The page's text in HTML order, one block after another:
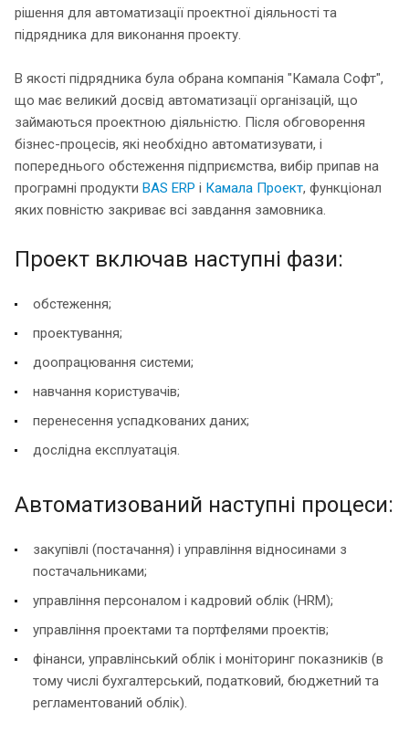
рішення для автоматизації проектної діяльності та
підрядника для виконання проекту.
В якості підрядника була обрана компанія "Камала Софт",
що має великий досвід автоматизації організацій, що
займаються проектною діяльністю. Після обговорення
бізнес-процесів, які необхідно автоматизувати, і
попереднього обстеження підприємства, вибір припав на
програмні продукти BAS ERP і Камала Проект, функціонал
яких повністю закриває всі завдання замовника.
Проект включав наступні фази:
обстеження;
проектування;
доопрацювання системи;
навчання користувачів;
перенесення успадкованих даних;
дослідна експлуатація.
Автоматизований наступні процеси:
закупівлі (постачання) і управління відносинами з
постачальниками;
управління персоналом і кадровий облік (HRM);
управління проектами та портфелями проектів;
фінанси, управлінський облік і моніторинг показників (в
тому числі бухгалтерський, податковий, бюджетний та
регламентований облік).